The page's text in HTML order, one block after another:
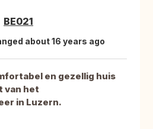
BE021
about 16 years ago
en gezellig huis
van het
in Luzern.